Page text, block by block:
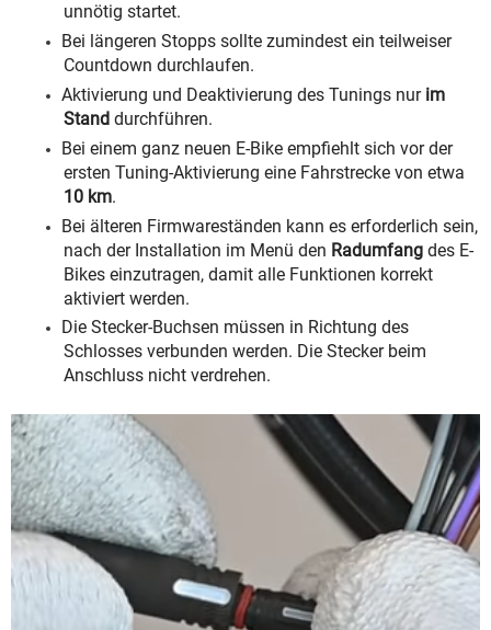
unnötig startet.
Bei längeren Stopps sollte zumindest ein teilweiser
Countdown durchlaufen.
Aktivierung und Deaktivierung des Tunings nur im
Stand durchführen.
Bei einem ganz neuen E-Bike empfiehlt sich vor der
ersten Tuning-Aktivierung eine Fahrstrecke von etwa
10 km.
Bei älteren Firmwareständen kann es erforderlich sein,
nach der Installation im Menü den Radumfang des E-
Bikes einzutragen, damit alle Funktionen korrekt
aktiviert werden.
Die Stecker-Buchsen müssen in Richtung des
Schlosses verbunden werden. Die Stecker beim
Anschluss nicht verdrehen.